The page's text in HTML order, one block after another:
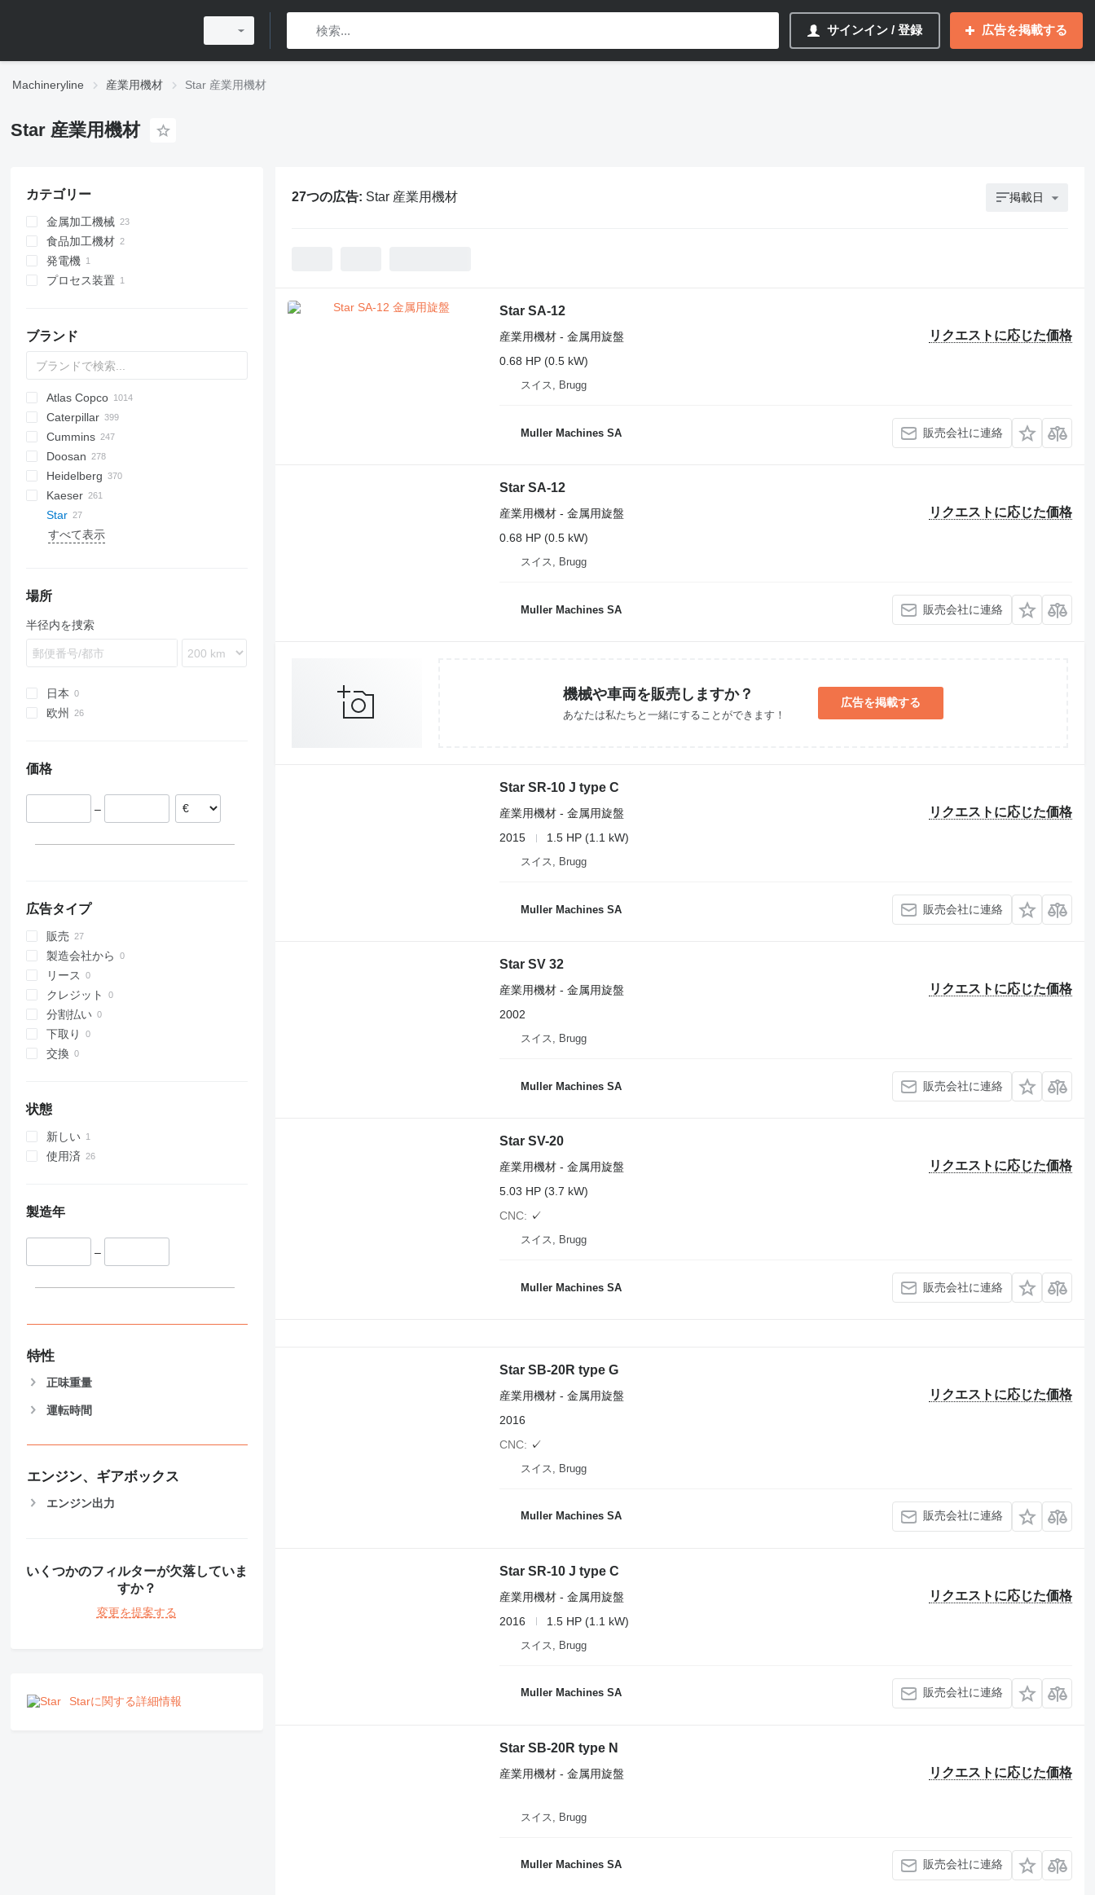
サインイン / 登録 広告を掲載する
Machineryline 産業用機材 Star 産業用機材
Star 産業用機材
カテゴリー
金属加工機械
金属用旋盤
食品加工機材
金属加工機材
肉インジェクター
冷蔵機材
発電機
ディーゼル発電機
プロセス装置
ブランド
PDS
APD
AB
Ensis
Pega
VZ
AG3
Atlas Copco
DrillAir
E-Air
GA
LT
QAS
QAX
QEP
XAS
XATS
XAVS
XRHS
XRVS
QAS
W series
XAS
PDP
E-series
G-series
KG
B-series
BM
BW
GFS
VT
Rover
Skipper
533
PA
Airpure
Britecpure
BySprint Fiber
CK
SR
Caterpillar
120
160
315
320
330
365
G-series
GC
M-series
V-series
CPS
DZ
FZ
Berlingo
Jumper
C-series
DLT
DS
H-series
Cummins
C-series
KTA
CMX
CTX
DMC
DMU
FP
KF
SC
DCA
BF
D-series
F2L912
D-series
S-series
SP
W-series
Doosan
B-series
G-series
AK
DW
DZ
DC
LHF
ORIGO
SJ
TF
VF
VSC
TF
ESE
EZG
SureColor
LBM
P-series
700-series
Concept
FDT
Transit
HB
F-Line
EM
MCM
CTF
V20
VB
VT
DPAS
DPS
DVR
DVS
LT
PLD
AKF
ZS
RH
SE
SL
FS
EC
SL
ST
VF
HSLX
TS
SL
H-series
HD
VB
VF
103 LO
103 SP
107-20
136D
Heidelberg
GTO
GTP
Kord
Stahlfolder
Suprasetter
C-series
U-series
UWF
HFW
HYW
A-series
FXS
H-series
TS
Kal
Profi
EB
EU
WT
AC
AFC
BQ
PJ
SPF
ST
StitchLiner
VAC
HKN
VMX
FS
TS
H-series
i-Series
PW
G-series
P-series
R-series
1600
550
8010
G-Series
FC
HF
KR
Kaeser
AS
BS
KKS
KK
Minarc
ZSW
Crambo
Terminator
KR
D-series
K-series
FW
ES
B-series
HD
500
600
E-series
R-series
DTS
LE
TGM
K-series
T-series
Shark
Tiger
Junior
Variosteff
MH 400 P
MH 500 W
MT
P-series
RB
HQR
Integrex
Variaxis
Sprinter
Vito
LBV
MC
UCP
WF
Big Blue
Bobcat
D-series
Crysta-Apex
Aero
Condo
KNC 5 1500
CL
NL
GE
TS
LT
QP
MD
MT
Citoborma
Multinak S
NV
LB
GEH
GEP
V-series
OPTImill
S2R
1100 Series
2500 Series
Expert
Partner
CH4000
GF
FCA
ES
GBL
SM3
AMT
DZ
Kangoo
Trafic
GF2
535
MDVN
VRK
SR
Olimpic
J-series
MS
W-series
D-series
Professional
T-10
Star
SSDP
TS
F-series
38K
900
CookieMAK
TW
820
Surfacer
RL
Deco
T-Series
VB
Proace
TNK
X-BOX
X-SOLAR
T 23F
TruLaser
T600
TL
TSC
BFT 90/3
Caddy
840
HK
Compact
G-series
LTN
DF
Hydromat
EBO 68
MZA
W-series
Quickbinder
Versant
LPG
すべて表示
場所
半径内を捜索
日本
欧州
オランダ
価格
–
広告タイプ
販売
製造会社から
リース
クレジット
分割払い
下取り
交換
状態
新しい
使用済
製造年
–
特性
正味重量
運転時間
エンジン、ギアボックス
エンジン出力
いくつかのフィルターが欠落していま
すか？
変更を提案する
Starに関する詳細情報
27つの広告: Star 産業用機材 掲載日
Star SA-12
リクエストに応じた価格
産業用機材 - 金属用旋盤
0.68 HP (0.5 kW)
スイス, Brugg
Muller Machines SA 販売会社に連絡
Star SA-12
リクエストに応じた価格
産業用機材 - 金属用旋盤
0.68 HP (0.5 kW)
スイス, Brugg
Muller Machines SA 販売会社に連絡
機械や車両を販売しますか？
あなたは私たちと一緒にすることができます！
広告を掲載する
Star SR-10 J type C
リクエストに応じた価格
産業用機材 - 金属用旋盤
2015
1.5 HP (1.1 kW)
スイス, Brugg
Muller Machines SA 販売会社に連絡
Star SV 32
リクエストに応じた価格
産業用機材 - 金属用旋盤
2002
スイス, Brugg
Muller Machines SA 販売会社に連絡
Star SV-20
リクエストに応じた価格
産業用機材 - 金属用旋盤
5.03 HP (3.7 kW)
CNC
✓
スイス, Brugg
Muller Machines SA 販売会社に連絡
Star SB-20R type G
リクエストに応じた価格
産業用機材 - 金属用旋盤
2016
CNC
✓
スイス, Brugg
Muller Machines SA 販売会社に連絡
Star SR-10 J type C
リクエストに応じた価格
産業用機材 - 金属用旋盤
2016
1.5 HP (1.1 kW)
スイス, Brugg
Muller Machines SA 販売会社に連絡
Star SB-20R type N
リクエストに応じた価格
産業用機材 - 金属用旋盤
スイス, Brugg
Muller Machines SA 販売会社に連絡